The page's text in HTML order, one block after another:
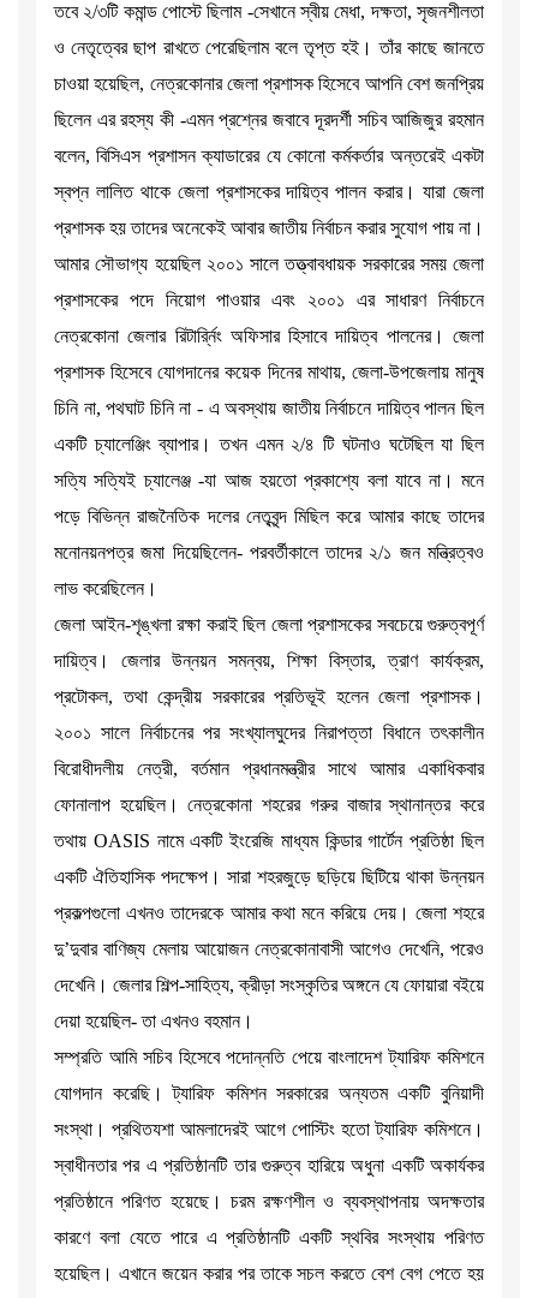
তবে ২/৩টি কমান্ড পোস্টে ছিলাম -সেখানে স্বীয় মেধা, দক্ষতা, সৃজনশীলতা
ও নেতৃত্বের ছাপ রাখতে পেরেছিলাম বলে তৃপ্ত হই। তাঁর কাছে জানতে
চাওয়া হয়েছিল, নেত্রকোনার জেলা প্রশাসক হিসেবে আপনি বেশ জনপ্রিয়
ছিলেন এর রহস্য কী -এমন প্রশ্নের জবাবে দূরদর্শী সচিব আজিজুর রহমান
বলেন, বিসিএস প্রশাসন ক্যাডারের যে কোনো কর্মকর্তার অন্তরেই একটা
স্বপ্ন লালিত থাকে জেলা প্রশাসকের দায়িত্ব পালন করার। যারা জেলা
প্রশাসক হয় তাদের অনেকেই আবার জাতীয় নির্বাচন করার সুযোগ পায় না।
আমার সৌভাগ্য হয়েছিল ২০০১ সালে তত্ত্বাবধায়ক সরকারের সময় জেলা
প্রশাসকের পদে নিয়োগ পাওয়ার এবং ২০০১ এর সাধারণ নির্বাচনে
নেত্রকোনা জেলার রিটার্র্নিং অফিসার হিসাবে দায়িত্ব পালনের। জেলা
প্রশাসক হিসেবে যোগদানের কয়েক দিনের মাথায়, জেলা-উপজেলায় মানুষ
চিনি না, পথঘাট চিনি না - এ অবস্থায় জাতীয় নির্বাচনে দায়িত্ব পালন ছিল
একটি চ্যালেঞ্জিং ব্যাপার। তখন এমন ২/৪ টি ঘটনাও ঘটেছিল যা ছিল
সত্যি সত্যিই চ্যালেঞ্জ -যা আজ হয়তো প্রকাশ্যে বলা যাবে না। মনে
পড়ে বিভিন্ন রাজনৈতিক দলের নেতৃবৃন্দ মিছিল করে আমার কাছে তাদের
মনোনয়নপত্র জমা দিয়েছিলেন- পরবর্তীকালে তাদের ২/১ জন মন্ত্রিত্বও
লাভ করেছিলেন।
জেলা আইন-শৃঙ্খলা রক্ষা করাই ছিল জেলা প্রশাসকের সবচেয়ে গুরুত্বপূর্ণ
দায়িত্ব। জেলার উন্নয়ন সমন্বয়, শিক্ষা বিস্তার, ত্রাণ কার্যক্রম,
প্রটোকল, তথা কেন্দ্রীয় সরকারের প্রতিভূই হলেন জেলা প্রশাসক।
২০০১ সালে নির্বাচনের পর সংখ্যালঘুদের নিরাপত্তা বিধানে তৎকালীন
বিরোধীদলীয় নেত্রী, বর্তমান প্রধানমন্ত্রীর সাথে আমার একাধিকবার
ফোনালাপ হয়েছিল। নেত্রকোনা শহরের গরুর বাজার স্থানান্তর করে
তথায় OASIS নামে একটি ইংরেজি মাধ্যম কিন্ডার গার্টেন প্রতিষ্ঠা ছিল
একটি ঐতিহাসিক পদক্ষেপ। সারা শহরজুড়ে ছড়িয়ে ছিটিয়ে থাকা উন্নয়ন
প্রকল্পগুলো এখনও তাদেরকে আমার কথা মনে করিয়ে দেয়। জেলা শহরে
দু’দুবার বাণিজ্য মেলায় আয়োজন নেত্রকোনাবাসী আগেও দেখেনি, পরেও
দেখেনি। জেলার শিল্প-সাহিত্য, ক্রীড়া সংস্কৃতির অঙ্গনে যে ফোয়ারা বইয়ে
দেয়া হয়েছিল- তা এখনও বহমান।
সম্প্রতি আমি সচিব হিসেবে পদোন্নতি পেয়ে বাংলাদেশ ট্যারিফ কমিশনে
যোগদান করেছি। ট্যারিফ কমিশন সরকারের অন্যতম একটি বুনিয়াদী
সংস্থা। প্রথিতযশা আমলাদেরই আগে পোস্টিং হতো ট্যারিফ কমিশনে।
স্বাধীনতার পর এ প্রতিষ্ঠানটি তার গুরুত্ব হারিয়ে অধুনা একটি অকার্যকর
প্রতিষ্ঠানে পরিণত হয়েছে। চরম রক্ষণশীল ও ব্যবস্থাপনায় অদক্ষতার
কারণে বলা যেতে পারে এ প্রতিষ্ঠানটি একটি স্থবির সংস্থায় পরিণত
হয়েছিল। এখানে জয়েন করার পর তাকে সচল করতে বেশ বেগ পেতে হয়